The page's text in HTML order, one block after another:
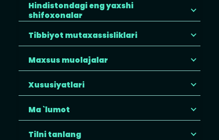
Hindistondagi eng yaxshi
shifoxonalar
Tibbiyot mutaxassisliklari
Maxsus muolajalar
Xususiyatlari
Ma `lumot
Tilni tanlang